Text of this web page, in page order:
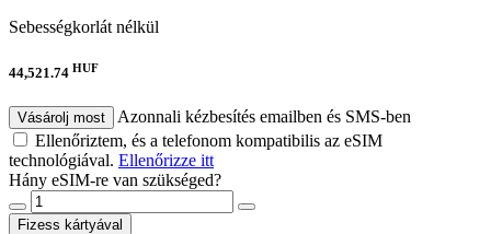
Sebességkorlát nélkül
44,521.74 HUF
Vásárolj most
Azonnali kézbesítés emailben és SMS-ben
Ellenőriztem, és a telefonom kompatibilis az eSIM
technológiával. Ellenőrizze itt
Hány eSIM-re van szükséged?
Fizess kártyával